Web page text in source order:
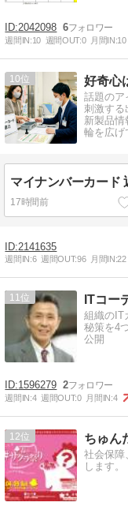
2042098 6
週間IN:10 週間OUT:0 月間IN:10
10
話題のア
刺激する
新製品
輪を広げ
マイナンバーカード
17時間前
2141635
週間IN:6 週間OUT:96 月間IN:22
11 ITコー
組織のIT
秘策を4
公開
1596279 2
週間IN:4 週間OUT:0 月間IN:4
12 ちゅん
社会保障
します。